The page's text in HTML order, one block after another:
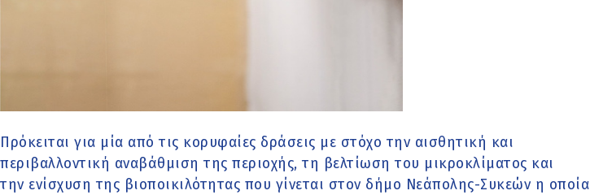
Πρόκειται για μία από τις κορυφαίες δράσεις με στόχο την αισθητική και
περιβαλλοντική αναβάθμιση της περιοχής, τη βελτίωση του μικροκλίματος και
την ενίσχυση της βιοποικιλότητας που γίνεται στον δήμο Νεάπολης-Συκεών η οποία